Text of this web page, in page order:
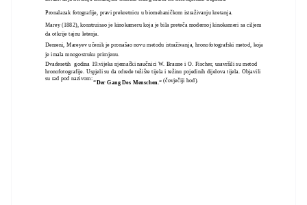
Pronalazak fotografije, pravi prekretnicu u biomehaničkom istraživanju kretanja.
Marey (1882), konstruisao je kinokameru koja je bila preteča modernoj kinokameri sa ciljem
da otkrije tajnu letenja.
Demeni, Mareyev učenik je pronašao novu metodu istraživanja, hronofotografski metod, koja
je imala mnogostruku primjenu.
Dvadesetih godina 19.vijeka njemački naučnici W. Braune i O. Fischer, usavršili su metod
hronofotografije. Uspjeli su da odrede težište tijela i težinu pojedinih dijelova tijela. Objavili
su rad pod nazivom:
“Der Gang Des Menschen.“ (čovječiji hod).